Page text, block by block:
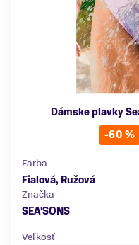
Dámske plavky
-60 %
Farba
Fialová, Ružová
Značka
SEA'SONS
Veľkosť